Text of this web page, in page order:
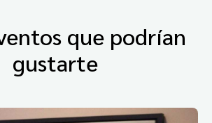
que podrían
gustarte